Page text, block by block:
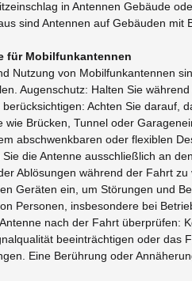
in Antennen Gebäude
sind Antennen auf Gebäuden mit
für Mobilfunkantennen
Nutzung von Mobilfunkantennen
Augenschutz: Halten Sie
Achten Sie darauf,
wie Brücken, Tunnel oder
abschwenkbaren oder flexiblen
die Antenne ausschließlich an
Ablösungen während der Fahrt
Geräten ein, um Störungen und
Personen, insbesondere bei
nach der Fahrt überprüfen:
beeinträchtigen oder das
Eine Berührung oder